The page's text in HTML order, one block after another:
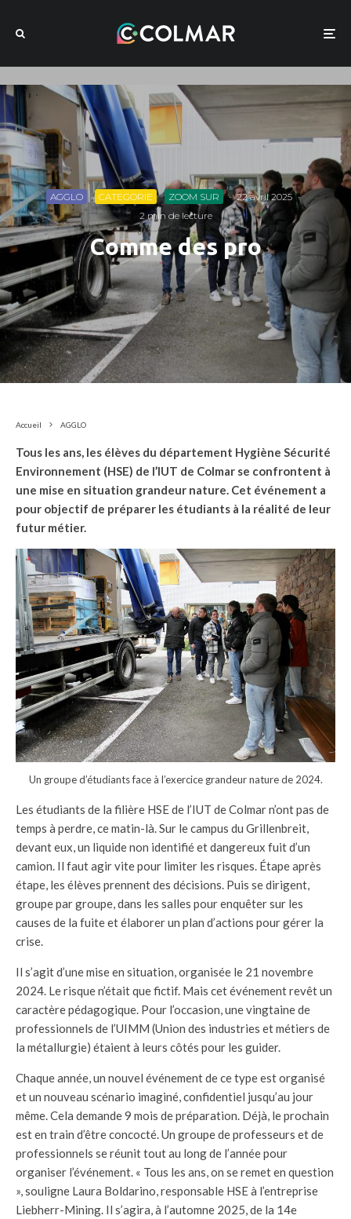
AGGLO CATEGORIE ZOOM SUR · 22 avril 2025 ·
2 min de lecture
Comme des pro
Accueil AGGLO
Tous les ans, les élèves du département Hygiène Sécurité
Environnement (HSE) de l’IUT de Colmar se confrontent à
une mise en situation grandeur nature. Cet événement a
pour objectif de préparer les étudiants à la réalité de leur
futur métier.
Un groupe d’étudiants face à l’exercice grandeur nature de 2024.
Les étudiants de la filière HSE de l’IUT de Colmar n’ont pas de
temps à perdre, ce matin-là. Sur le campus du Grillenbreit,
devant eux, un liquide non identifié et dangereux fuit d’un
camion. Il faut agir vite pour limiter les risques. Étape après
étape, les élèves prennent des décisions. Puis se dirigent,
groupe par groupe, dans les salles pour enquêter sur les
causes de la fuite et élaborer un plan d’actions pour gérer la
crise.
Il s’agit d’une mise en situation, organisée le 21 novembre
2024. Le risque n’était que fictif. Mais cet événement revêt un
caractère pédagogique. Pour l’occasion, une vingtaine de
professionnels de l’UIMM (Union des industries et métiers de
la métallurgie) étaient à leurs côtés pour les guider.
Chaque année, un nouvel événement de ce type est organisé
et un nouveau scénario imaginé, confidentiel jusqu’au jour
même. Cela demande 9 mois de préparation. Déjà, le prochain
est en train d’être concocté. Un groupe de professeurs et de
professionnels se réunit tout au long de l’année pour
organiser l’événement. « Tous les ans, on se remet en question
», souligne Laura Boldarino, responsable HSE à l’entreprise
Liebherr-Mining. Il s’agira, à l’automne 2025, de la 14e